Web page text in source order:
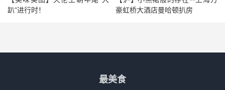
趴”进行时！
豪虹桥大酒店曼哈顿扒房
最美食